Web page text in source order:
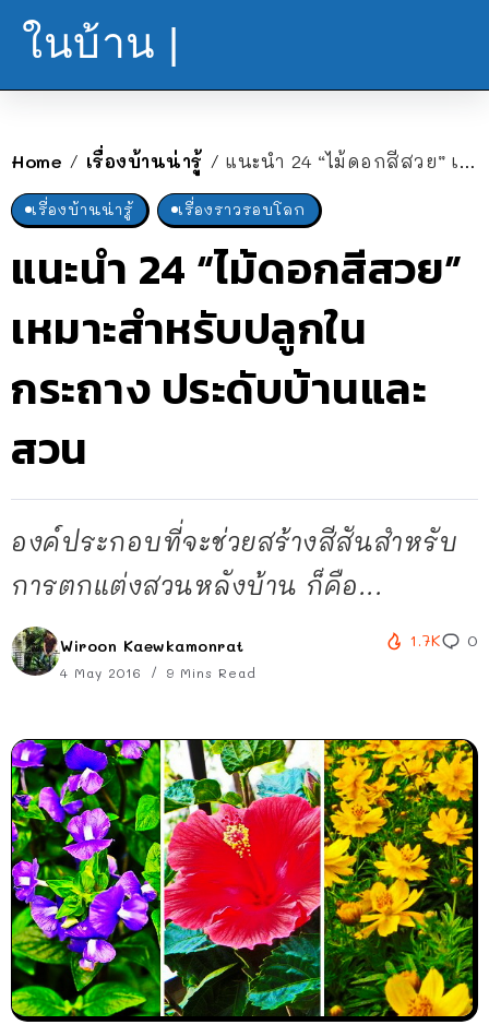
ในบ้าน |
Home / เรื่องบ้านน่ารู้ / แนะนำ 24 “ไม้ดอกสีสวย” เหมาะสำหรับปลูกในกระถาง ประดับบ้านและสวน
เรื่องบ้านน่ารู้ เรื่องราวรอบโลก
แนะนำ 24 “ไม้ดอกสีสวย”
เหมาะสำหรับปลูกใน
กระถาง ประดับบ้านและ
สวน
องค์ประกอบที่จะช่วยสร้างสีสันสำหรับ
การตกแต่งสวนหลังบ้าน ก็คือ...
Wiroon Kaewkamonrat
4 May 2016 9 Mins Read
1.7K 0